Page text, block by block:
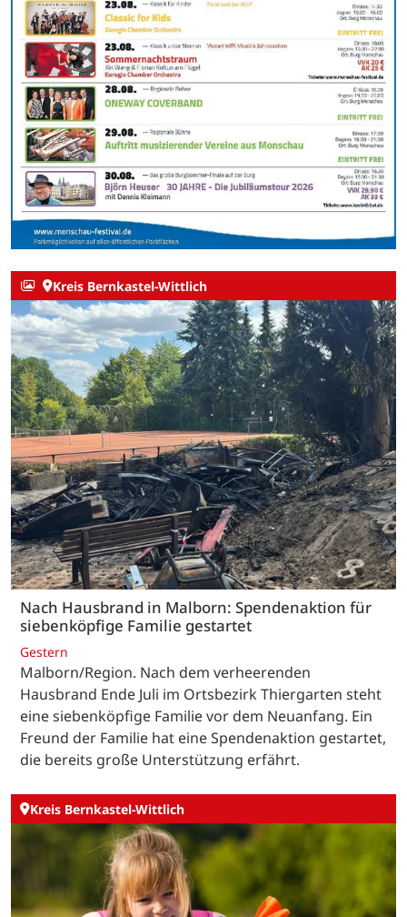
Kreis Bernkastel-Wittlich
Nach Hausbrand in Malborn: Spendenaktion für
siebenköpfige Familie gestartet
Gestern
Malborn/Region. Nach dem verheerenden
Hausbrand Ende Juli im Ortsbezirk Thiergarten steht
eine siebenköpfige Familie vor dem Neuanfang. Ein
Freund der Familie hat eine Spendenaktion gestartet,
die bereits große Unterstützung erfährt.
Kreis Bernkastel-Wittlich